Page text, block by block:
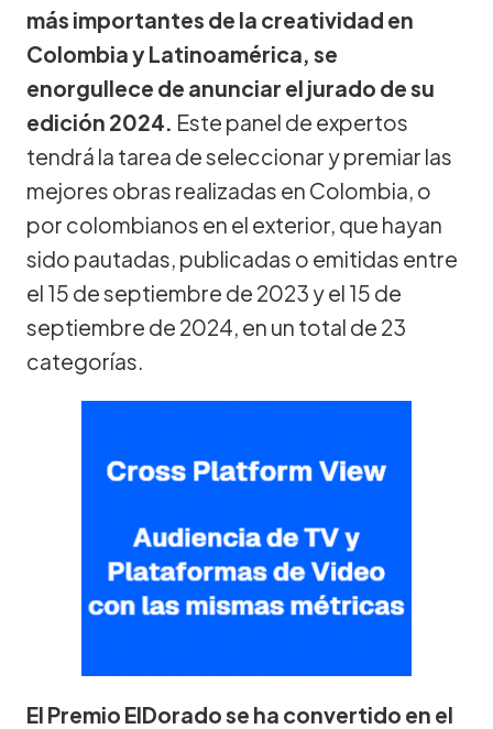
más importantes de la creatividad en
Colombia y Latinoamérica, se
enorgullece de anunciar el jurado de su
edición 2024. Este panel de expertos
tendrá la tarea de seleccionar y premiar las
mejores obras realizadas en Colombia, o
por colombianos en el exterior, que hayan
sido pautadas, publicadas o emitidas entre
el 15 de septiembre de 2023 y el 15 de
septiembre de 2024, en un total de 23
categorías.
El Premio ElDorado se ha convertido en el